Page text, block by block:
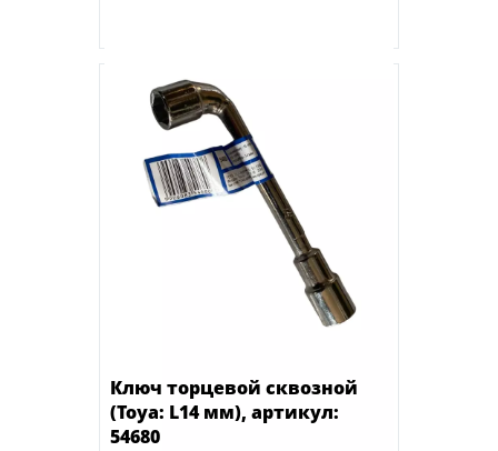
Ключ торцевой сквозной
(Toya: L14 мм), артикул:
54680